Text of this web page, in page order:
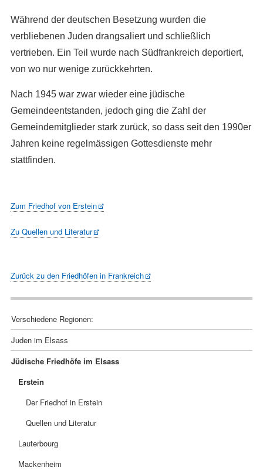
Während der deutschen Besetzung wurden die
verbliebenen Juden drangsaliert und schließlich
vertrieben. Ein Teil wurde nach Südfrankreich deportiert,
von wo nur wenige zurückkehrten.
Nach 1945 war zwar wieder eine jüdische
Gemeindeentstanden, jedoch ging die Zahl der
Gemeindemitglieder stark zurück, so dass seit den 1990er
Jahren keine regelmässigen Gottesdienste mehr
stattfinden.
Zum Friedhof von Erstein
Zu Quellen und Literatur
Zurück zu den Friedhöfen in Frankreich
Navigation
überspringen
Verschiedene Regionen:
Juden im Elsass
Jüdische Friedhöfe im Elsass
Erstein
Der Friedhof in Erstein
Quellen und Literatur
Lauterbourg
Mackenheim